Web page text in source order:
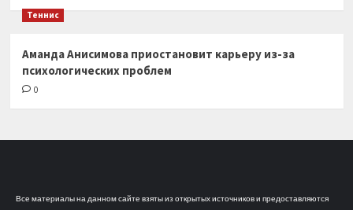
Теннис
Аманда Анисимова приостановит карьеру из-за
психологических проблем
0
Все материалы на данном сайте взяты из открытых источников и предоставляются